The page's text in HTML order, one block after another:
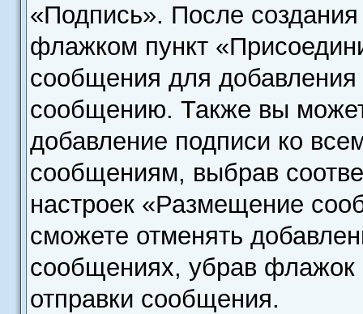
«Подпись». После
флажком пункт
сообщения для
сообщению. Также вы
добавление подписи ко
сообщениям, выбрав
настроек «Размещение
сможете отменять
сообщениях, убрав
отправки сообщения.